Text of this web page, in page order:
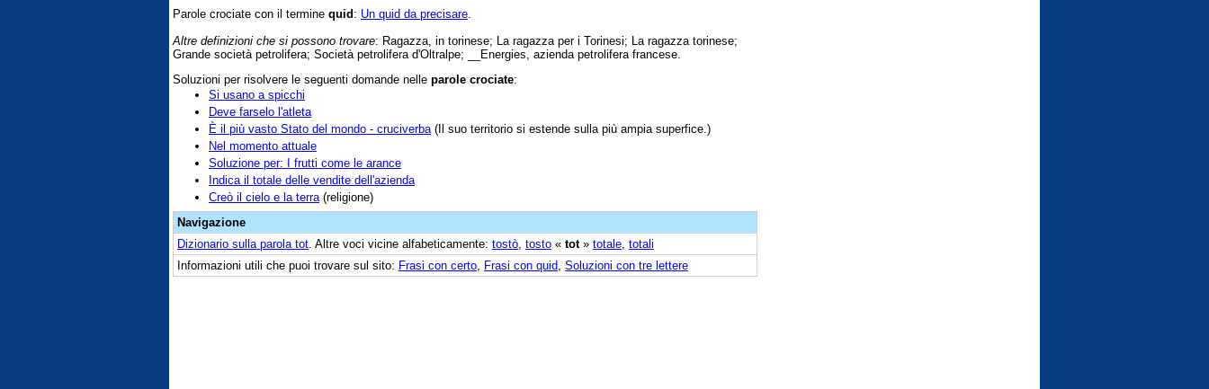
Parole crociate con il termine quid: Un quid da precisare
Altre definizioni che si possono trovare: Ragazza, in torinese; La ragazza per i Torinesi; La ragazza torinese;
Grande società petrolifera; Società petrolifera d'Oltralpe; __Energies, azienda petrolifera francese.
Soluzioni per risolvere le seguenti domande nelle parole crociate:
Si usano a spicchi
Deve farselo l'atleta
È il più vasto Stato del mondo - cruciverba (Il suo territorio si estende sulla più ampia superfice.)
Nel momento attuale
Soluzione per: I frutti come le arance
Indica il totale delle vendite dell'azienda
Creò il cielo e la terra (religione)
Navigazione
Dizionario sulla parola tot . Altre voci vicine alfabeticamente: tostò tosto « tot» totale totali
Informazioni utili che puoi trovare sul sito: Frasi con certo Frasi con quid Soluzioni con tre lettere